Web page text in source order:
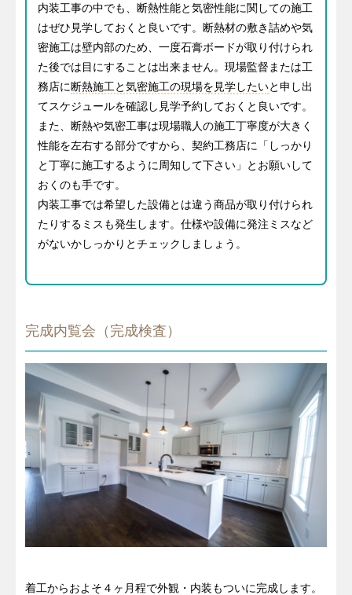
内装工事の中でも、断熱性能と気密性能に関しての施工
はぜひ見学しておくと良いです。断熱材の敷き詰めや気
密施工は壁内部のため、一度石膏ボードが取り付けられ
た後では目にすることは出来ません。現場監督または工
務店に断熱施工と気密施工の現場を見学したいと申し出
てスケジュールを確認し見学予約しておくと良いです。
また、断熱や気密工事は現場職人の施工丁寧度が大きく
性能を左右する部分ですから、契約工務店に「しっかり
と丁寧に施工するように周知して下さい」とお願いして
おくのも手です。
内装工事では希望した設備とは違う商品が取り付けられ
たりするミスも発生します。仕様や設備に発注ミスなど
がないかしっかりとチェックしましょう。
完成内覧会（完成検査）
着工からおよそ４ヶ月程で外観・内装もついに完成します。